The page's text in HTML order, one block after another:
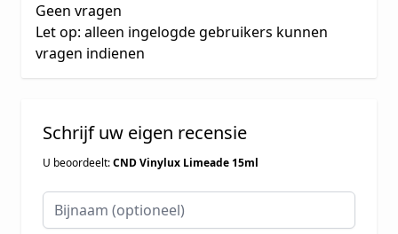
Geen vragen
Let op: alleen ingelogde gebruikers kunnen
vragen indienen
Schrijf uw eigen recensie
U beoordeelt:CND Vinylux Limeade 15ml
Bijnaam